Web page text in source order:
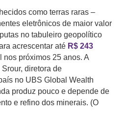
como terras raras –
eletrônicos de maior valor
no tabuleiro geopolítico
acrescentar até R$ 243
nos próximos 25 anos. A
diretora de
no UBS Global Wealth
produz pouco e depende de
e refino dos minerais. (O